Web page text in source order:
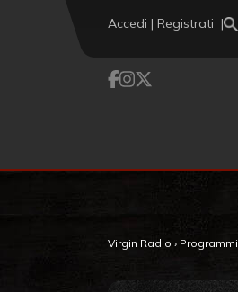
Accedi | Registrati
Virgin Radio › Programmi